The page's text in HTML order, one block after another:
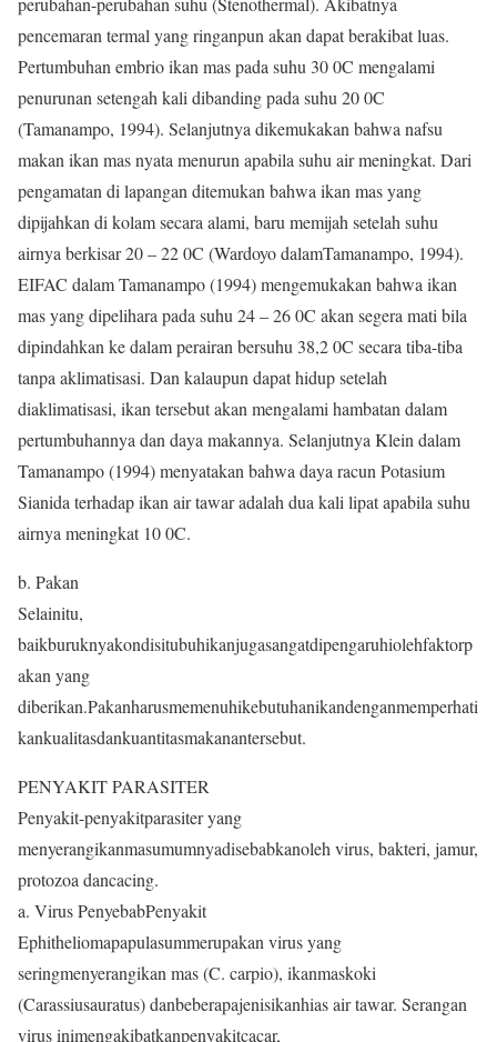
pencemaran termal yang ringanpun akan dapat berakibat luas.
Pertumbuhan embrio ikan mas pada suhu 30 0C mengalami
penurunan setengah kali dibanding pada suhu 20 0C
(Tamanampo, 1994). Selanjutnya dikemukakan bahwa nafsu
makan ikan mas nyata menurun apabila suhu air meningkat. Dari
pengamatan di lapangan ditemukan bahwa ikan mas yang
dipijahkan di kolam secara alami, baru memijah setelah suhu
airnya berkisar 20 – 22 0C (Wardoyo dalamTamanampo, 1994).
EIFAC dalam Tamanampo (1994) mengemukakan bahwa ikan
mas yang dipelihara pada suhu 24 – 26 0C akan segera mati bila
dipindahkan ke dalam perairan bersuhu 38,2 0C secara tiba-tiba
tanpa aklimatisasi. Dan kalaupun dapat hidup setelah
diaklimatisasi, ikan tersebut akan mengalami hambatan dalam
pertumbuhannya dan daya makannya. Selanjutnya Klein dalam
Tamanampo (1994) menyatakan bahwa daya racun Potasium
Sianida terhadap ikan air tawar adalah dua kali lipat apabila suhu
airnya meningkat 10 0C.
b. Pakan
Selainitu,
baikburuknyakondisitubuhikanjugasangatdipengaruhiolehfaktorp
akan yang
diberikan.Pakanharusmemenuhikebutuhanikandenganmemperhati
kankualitasdankuantitasmakanantersebut.
PENYAKIT PARASITER
Penyakit-penyakitparasiter yang
menyerangikanmasumumnyadisebabkanoleh virus, bakteri, jamur,
protozoa dancacing.
a. Virus PenyebabPenyakit
Ephitheliomapapulasummerupakan virus yang
seringmenyerangikan mas (C. carpio), ikanmaskoki
(Carassiusauratus) danbeberapajenisikanhias air tawar. Serangan
virus inimengakibatkanpenyakitcacar,